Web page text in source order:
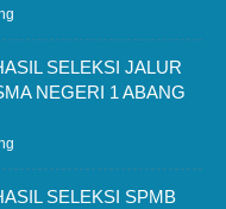
SELEKSI JALUR
NEGERI 1 ABANG
SELEKSI SPMB